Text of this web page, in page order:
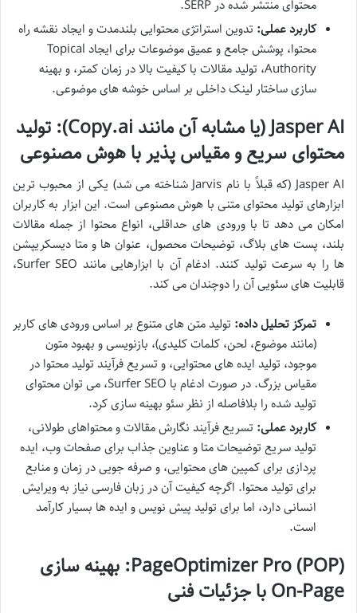
محتوای منتشر شده در SERP.
کاربرد عملی: تدوین استراتژی محتوایی بلندمدت و ایجاد نقشه راه
محتوا، پوشش جامع و عمیق موضوعات برای ایجاد Topical
Authority، تولید مقالات با کیفیت بالا در زمان کمتر، و بهینه
سازی ساختار لینک داخلی بر اساس خوشه های موضوعی.
Jasper AI (یا مشابه آن مانند Copy.ai): تولید
محتوای سریع و مقیاس پذیر با هوش مصنوعی
Jasper AI (که قبلاً با نام Jarvis شناخته می شد) یکی از محبوب ترین
ابزارهای تولید محتوای متنی با هوش مصنوعی است. این ابزار به کاربران
امکان می دهد تا با ورودی های حداقلی، انواع محتوا از جمله مقالات
بلند، پست های بلاگ، توضیحات محصول، عنوان ها و متا دیسکریپشن
ها را به سرعت تولید کنند. ادغام آن با ابزارهایی مانند Surfer SEO،
قابلیت های سئویی آن را دوچندان می کند.
تمرکز تحلیل داده: تولید متن های متنوع بر اساس ورودی های کاربر
(مانند موضوع، لحن، کلمات کلیدی)، بازنویسی و بهبود متون
موجود، تولید ایده های محتوایی، و تسریع فرآیند تولید محتوا در
مقیاس بزرگ. در صورت ادغام با Surfer SEO، می توان محتوای
تولید شده را بلافاصله از نظر سئو بهینه سازی کرد.
کاربرد عملی: تسریع فرآیند نگارش مقالات و محتواهای طولانی،
تولید سریع توضیحات متا و عناوین جذاب برای صفحات وب، ایده
پردازی برای کمپین های محتوایی، و صرفه جویی در زمان و منابع
برای تولید محتوا. اگرچه کیفیت آن در زبان فارسی نیاز به ویرایش
انسانی دارد، اما برای تولید پیش نویس و ایده ها بسیار کارآمد
است.
PageOptimizer Pro (POP): بهینه سازی
On-Page با جزئیات فنی